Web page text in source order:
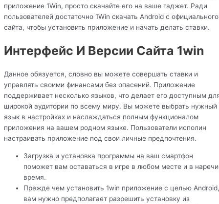
приложение 1Win, просто скачайте его на ваше гаджет. Ради
пользователей достаточно 1Win скачать Android с официального
сайта, чтобы установить приложение и начать делать ставки.
Интерфейс И Версии Сайта 1win
Данное обязуется, словно вы можете совершать ставки и
управлять своими финансами без опасений. Приложение
поддерживает несколько языков, что делает его доступным
широкой аудитории по всему миру. Вы можете выбрать нужный
язык в настройках и наслаждаться полным функционалом
приложения на вашем родном языке. Пользователи исполин
настраивать приложение под свои личные предпочтения.
Загрузка и установка программы на ваш смартфон
поможет вам оставаться в игре в любом месте и в
время.
Прежде чем установить 1win приложение с целью Android,
вам нужно предполагает разрешить установку из